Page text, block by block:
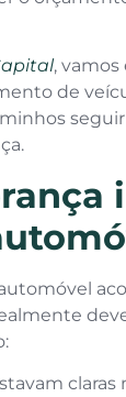
, vamos
de